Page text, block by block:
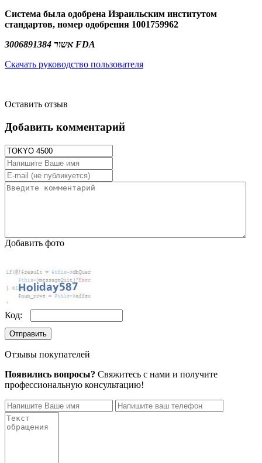
Система была одобрена Израильским институтом
стандартов, номер одобрения 1001759962
3006891384 אשור FDA
Скачать руководство пользователя
Оставить отзыв
Добавить комментарий
Добавить фото
Код:
Отправить
Отзывы покупателей
Появились вопросы? Свяжитесь с нами и получите
профессиональную консультацию!